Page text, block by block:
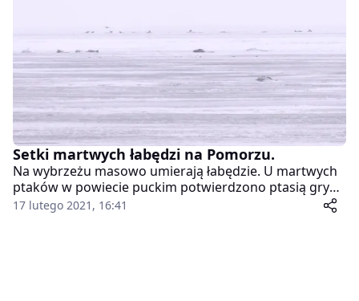
Setki martwych łabędzi na Pomorzu.
Na wybrzeżu masowo umierają łabędzie. U martwych
ptaków w powiecie puckim potwierdzono ptasią grypę
– poinformował powiatowy lekarz weterynarii w
17 lutego 2021, 16:41